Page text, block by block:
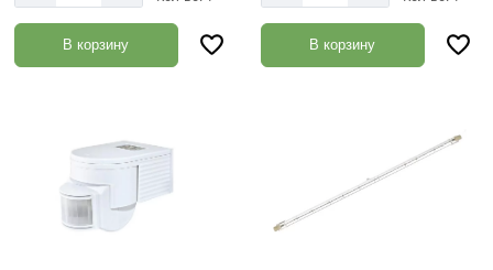
В корзину В корзину